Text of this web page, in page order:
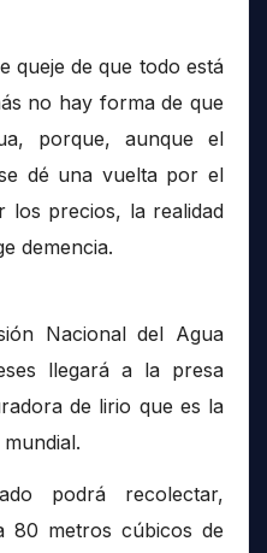
queje de que todo está
no hay forma de que
porque, aunque el
dé una vuelta por el
los precios, la realidad
demencia.
Nacional del Agua
llegará a la presa
de lirio que es la
podrá recolectar,
80 metros cúbicos de